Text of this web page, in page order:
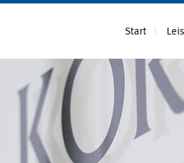
Start